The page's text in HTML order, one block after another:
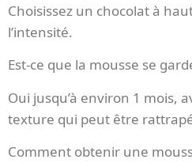
Choisissez un chocolat à
l’intensité.
Est-ce que la mousse se
Oui jusqu’à environ 1 mois,
texture qui peut être
Comment obtenir une